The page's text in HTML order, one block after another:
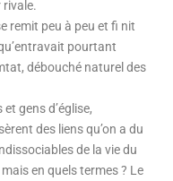
remit peu à peu et fi nit
pourtant
débouché naturel des
gens d’église,
des liens qu’on a du
de la vie du
en quels termes ? Le